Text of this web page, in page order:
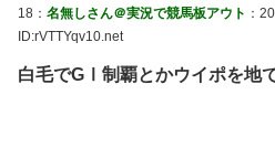
18： 名無しさん＠実況で競馬板アウト ：
ID:rVTTYqv10.net
白毛でGⅠ制覇とかウイポを地